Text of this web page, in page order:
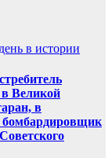
в истории
Великой
в